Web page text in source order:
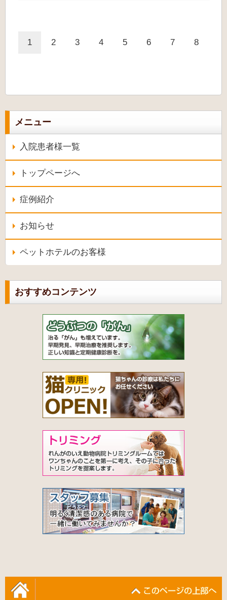
1 2 3 4 5 6 7 8
メニュー
入院患者様一覧
トップページへ
症例紹介
お知らせ
ペットホテルのお客様
おすすめコンテンツ